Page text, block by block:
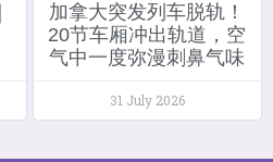
加拿大突发列车脱轨！
20节车厢冲出轨道，空
气中一度弥漫刺鼻气味
31 July 2026